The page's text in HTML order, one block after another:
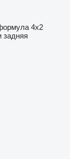
4x2
задняя